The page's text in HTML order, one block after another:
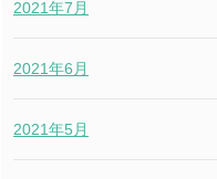
2021年7月
2021年6月
2021年5月